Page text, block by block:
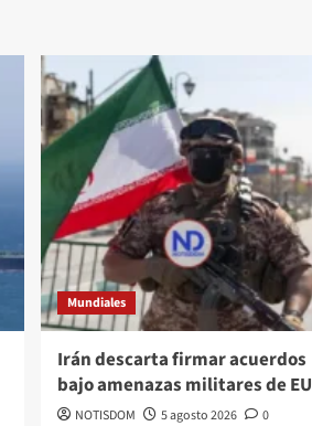
Mundiales
Irán descarta firmar acuerdos
bajo amenazas militares de EU
NOTISDOM 5 agosto 2026 0